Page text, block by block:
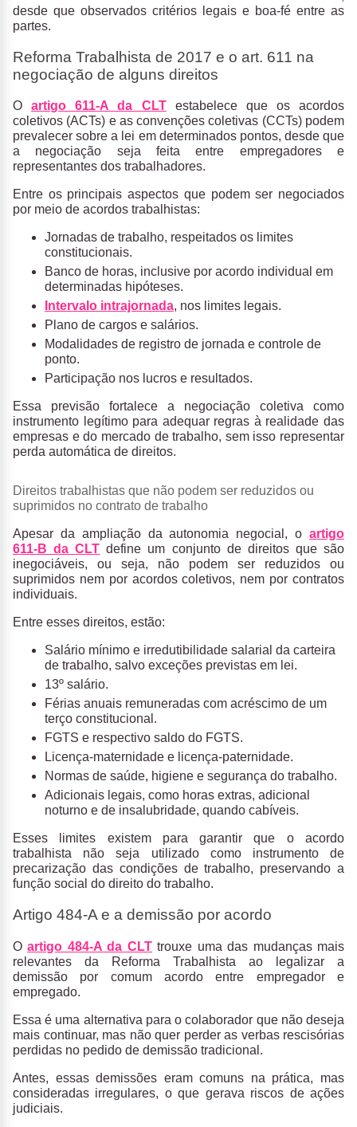
desde que observados critérios legais e boa-fé entre as
partes.
Reforma Trabalhista de 2017 e o art. 611 na
negociação de alguns direitos
Oartigo 611-A da CLTestabelece que os acordos
coletivos (ACTs) e asconvenções coletivas (CCTs) podem
prevalecer sobre a lei em determinados pontos, desde que
a negociação seja feita entre empregadorese
representantes dos trabalhadores.
Entre os principais aspectos que podem ser negociados
por meio de acordos trabalhistas:
Jornadas de trabalho, respeitados os limites
constitucionais.
Banco de horas, inclusive por acordo individual em
determinadas hipóteses.
Intervalo intrajornada, nos limites legais.
Plano de cargos e salários.
Modalidades de registro de jornada e controle de
ponto.
Participação nos lucros e resultados.
Essa previsão fortalece a negociação coletiva como
instrumento legítimo para adequar regras à realidade das
empresas e do mercado de trabalho, sem isso representar
perda automática de direitos.
Direitos trabalhistas que não podem ser reduzidos ou
suprimidos no contrato de trabalho
Apesar da ampliação da autonomia negocial, o artigo
611-B da CLT define um conjunto de direitos que são
inegociáveis, ou seja, não podem ser reduzidos ou
suprimidos nem por acordos coletivos, nem por contratos
individuais.
Entre esses direitos, estão:
Salário mínimo e irredutibilidade salarial da carteira
de trabalho, salvo exceções previstas em lei.
13º salário.
Férias anuais remuneradas com acréscimo de um
terço constitucional.
FGTS e respectivo saldo do FGTS.
Licença-maternidade e licença-paternidade.
Normas de saúde, higiene e segurança do trabalho.
Adicionais legais, como horas extras, adicional
noturno e de insalubridade, quando cabíveis.
Esses limites existem para garantir que o acordo
trabalhista não seja utilizado como instrumento de
precarização das condições de trabalho, preservando a
função social do direito do trabalho.
Artigo 484-A e a demissão por acordo
Oartigo 484-A da CLTtrouxe uma das mudanças mais
relevantes da Reforma Trabalhista ao
legalizar a
demissão por comum acordo entre empregador e
empregado.
Essa é uma alternativa para o colaborador que não deseja
mais continuar, mas não quer perder as verbas rescisórias
perdidas no pedido de demissão tradicional.
Antes, essas demissões eram comuns na prática, mas
consideradas irregulares, o que gerava riscos de ações
judiciais.